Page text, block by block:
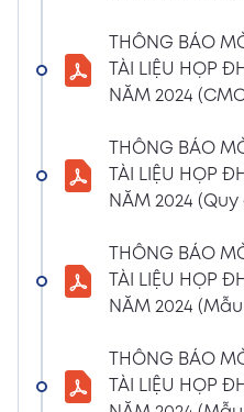
Nghị quyết HĐQT
qua việc chốt ngày
thực hiện quyền
NGHỊ QUYẾT SỐ
GÓP VỐN THÀNH
08/01/2024
4:38 PM
CHỨNG NHẬN
NHÁNH MÃ SỐ
THÔNG BÁO
TÀI LIỆU HỌP
NĂM 2024
THÔNG BÁO
TÀI LIỆU HỌP
NĂM 2024
THÔNG BÁO
TÀI LIỆU HỌP
NĂM 2024
THÔNG BÁO
TÀI LIỆU HỌP